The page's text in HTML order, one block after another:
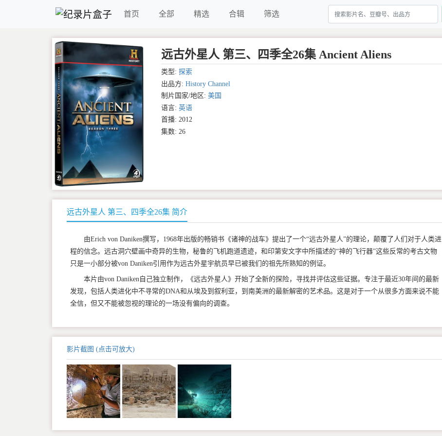
首页 全部 精选 合辑 筛选
远古外星人 第三、四季全26集 Ancient Aliens
类型: 探索
出品方: History Channel
制片国家/地区: 美国
语言: 英语
首播: 2012
集数: 26
远古外星人 第三、四季全26集 简介
由Erich von Daniken撰写，1968年出版的畅销书《诸神的战车》提出了一个“远古外星人”的理论，颠覆了人们对于人类进
程的信念。远古洞穴壁画中奇异的生物，秘鲁的飞机跑道遗迹，和印第安文字中所描述的“神的飞行器”这些反常的考古文物
只是一小部分被von Daniken引用作为远古外星宇航员早已被我们的祖先所熟知的例证。
本片由von Daniken自己独立制作，《远古外星人》开始了全新的探险，寻找并评估这些证据。专注于最近30年间的最新
发现，包括人类进化中不寻常的DNA和从埃及到叙利亚，到南美洲的最新解密的艺术品。这是对于一个从很多方面来说不能
全信，但又不能被忽视的理论的一场没有偏向的调查。
影片截图 (点击可放大)